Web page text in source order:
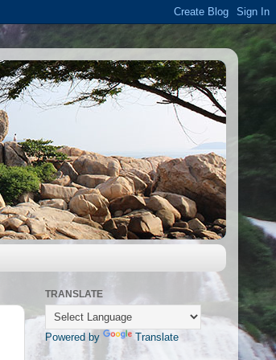
TRANSLATE
Powered by Translate